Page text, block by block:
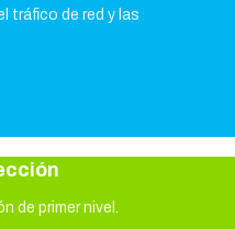
tráfico de red y las
de primer nivel.